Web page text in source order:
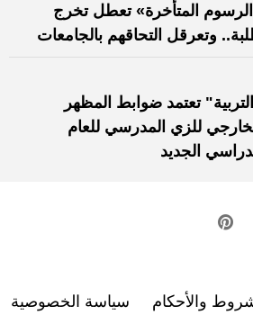
المتأخرة» تعطل تخرج
وتعرقل التحاقهم بالجامعات
تعتمد ضوابط المظهر
للزي المدرسي للعام
الجديد
والأحكام سياسة الخصوصية